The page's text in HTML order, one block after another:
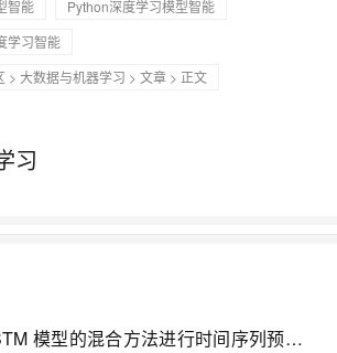
智能
Python深度学习模型智能
学习智能
> 大数据与机器学习 > 文章 > 正文
习
基于 GARCH -LSTM 模型的混合方法进行时间序列预测研究（Python代码实现）